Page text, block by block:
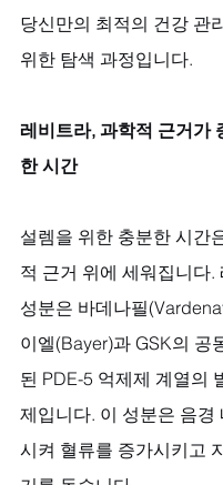
당신만의 최적의 건강 관
위한 탐색 과정입니다.
레비트라, 과학적 근거가
한 시간
설렘을 위한 충분한 시간
적 근거 위에 세워집니다.
성분은 바데나필
이엘(Bayer)과 GSK의 공
된 PDE-5 억제제 계열의
제입니다. 이 성분은 음경
시켜 혈류를 증가시키고